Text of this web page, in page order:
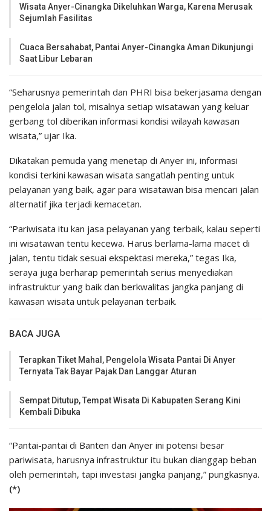
Wisata Anyer-Cinangka Dikeluhkan Warga, Karena Merusak
Sejumlah Fasilitas
Cuaca Bersahabat, Pantai Anyer-Cinangka Aman Dikunjungi
Saat Libur Lebaran
“Seharusnya pemerintah dan PHRI bisa bekerjasama dengan
pengelola jalan tol, misalnya setiap wisatawan yang keluar
gerbang tol diberikan informasi kondisi wilayah kawasan
wisata,” ujar Ika.
Dikatakan pemuda yang menetap di Anyer ini, informasi
kondisi terkini kawasan wisata sangatlah penting untuk
pelayanan yang baik, agar para wisatawan bisa mencari jalan
alternatif jika terjadi kemacetan.
“Pariwisata itu kan jasa pelayanan yang terbaik, kalau seperti
ini wisatawan tentu kecewa. Harus berlama-lama macet di
jalan, tentu tidak sesuai ekspektasi mereka,” tegas Ika,
seraya juga berharap pemerintah serius menyediakan
infrastruktur yang baik dan berkwalitas jangka panjang di
kawasan wisata untuk pelayanan terbaik.
BACA JUGA
Terapkan Tiket Mahal, Pengelola Wisata Pantai Di Anyer
Ternyata Tak Bayar Pajak Dan Langgar Aturan
Sempat Ditutup, Tempat Wisata Di Kabupaten Serang Kini
Kembali Dibuka
“Pantai-pantai di Banten dan Anyer ini potensi besar
pariwisata, harusnya infrastruktur itu bukan dianggap beban
oleh pemerintah, tapi investasi jangka panjang,” pungkasnya.
(*)